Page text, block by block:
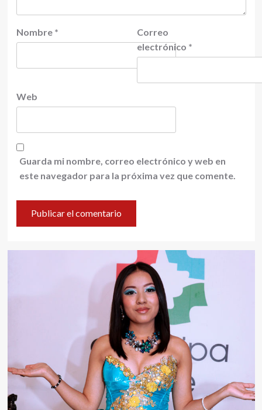
Nombre *
Correo
electrónico *
Web
Guarda mi nombre, correo electrónico y web en
este navegador para la próxima vez que comente.